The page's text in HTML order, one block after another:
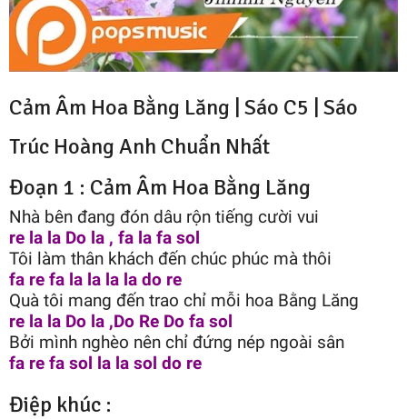
Cảm Âm Hoa Bằng Lăng | Sáo C5 | Sáo
Trúc Hoàng Anh Chuẩn Nhất
Đoạn 1 : Cảm Âm Hoa Bằng Lăng
Nhà bên đang đón dâu rộn tiếng cười vui
re la la Do la , fa la fa sol
Tôi làm thân khách đến chúc phúc mà thôi
fa re fa la la la la do re
Quà tôi mang đến trao chỉ mỗi hoa Bằng Lăng
re la la Do la ,Do Re Do fa sol
Bởi mình nghèo nên chỉ đứng nép ngoài sân
fa re fa sol la la sol do re
Điệp khúc :